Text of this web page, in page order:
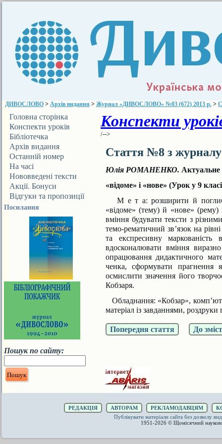
ДИВОСЛОВО > Архів видання > Журнал «ДИВОСЛОВО» №03 (672) 2013 р. >
Головна сторінка
Конспекти уроків
Бібліотечка
ДИВОСЛОВА
Архів видання
Останній номер
На часі
Нововведені тексти
Акції. Бонуси
Відгуки та пропозиції
Посилання
Пошук по сайту:
Конспекти
/-->
Стаття №8 з
Юлія РОМАНЕНКО. Актуальне
«відоме» і «нове» (Урок у 9
М е т а: розширити й
«відоме» (тему) й «нове» (рему)
вміння будува­ти тексти з
темо-рематичний зв’язок на
та експресивну маркованість
вдосконалювати вміння
опрацювання дидактичного
ченка, сформувати прагнення
осмислити значення його
Кобзаря.
Обладнання: «Кобзар»,
матеріал із завданнями,
Попередня стаття До
РЕДАКЦІЯ АВТОРАМ РЕКЛАМОДАВЦЯМ
Публікувати матеріали сайта без дозволу
1951-2026 © Щомісячний